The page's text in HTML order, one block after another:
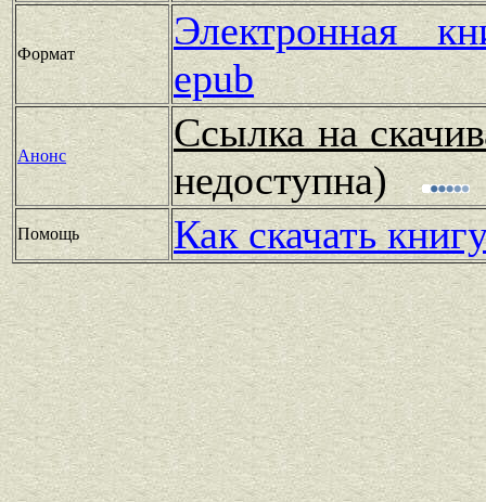
Формат
Электронная
epub
Анонс
Ссылка на
недоступна)
Помощь Как скачать